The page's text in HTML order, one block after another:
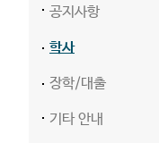
공지사항
학사
장학/대출
기타 안내